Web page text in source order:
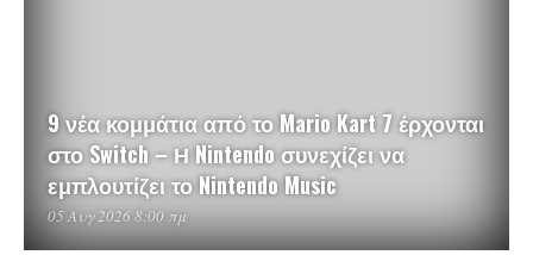
9 νέα κομμάτια από το Mario Kart 7 έρχονται
στο Switch – Η Nintendo συνεχίζει να
εμπλουτίζει το Nintendo Music
05 Αυγ 2026 8:00 πμ